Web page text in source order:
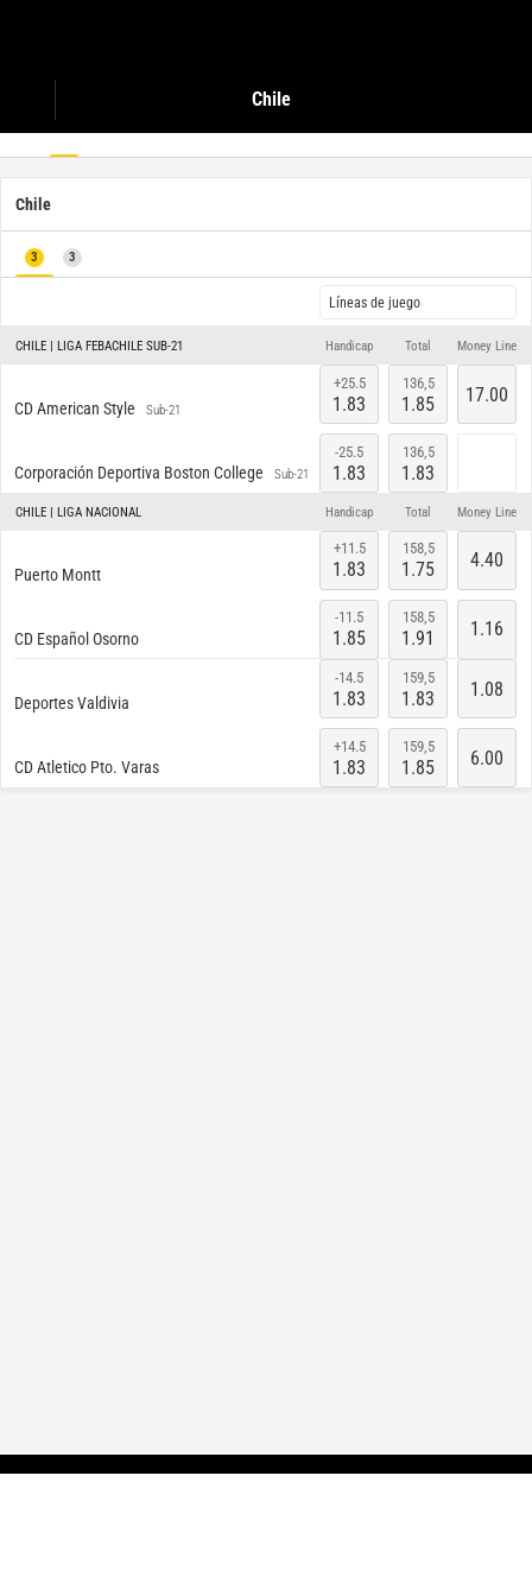
Chile
Chile
3 3
Líneas de juego
CHILE | LIGA FEBACHILE SUB-21 Handicap Total Money Line
CD American Style Sub-21
Corporación Deportiva Boston College
Sub-21
Mañana / 0:00
+25.5
1.83
-25.5
1.83
136,5
1.85
136,5
1.83
17.00
CHILE | LIGA NACIONAL Handicap Total Money Line
Puerto Montt
CD Español Osorno
+11.5
1.83
-11.5
1.85
158,5
1.75
158,5
1.91
4.40
1.16
Deportes Valdivia
CD Atletico Pto. Varas
-14.5
1.83
+14.5
1.83
159,5
1.83
159,5
1.85
1.08
6.00